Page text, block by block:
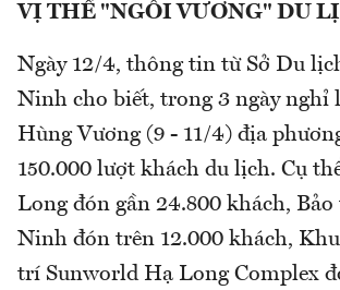
VỊ THẾ "NGÔI VƯƠNG" DU
Ngày 12/4, thông tin từ Sở Du
Ninh cho biết, trong 3 ngày nghỉ
Hùng Vương (9 - 11/4) địa
150.000 lượt khách du lịch. Cụ
Long đón gần 24.800 khách, Bảo
Ninh đón trên 12.000 khách,
trí Sunworld Hạ Long Complex